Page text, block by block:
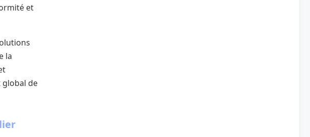
et
la
global de